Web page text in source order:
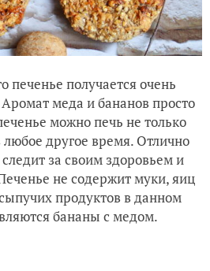
печенье получается очень
меда и бананов просто
можно печь не только
любое другое время. Отлично
за своим здоровьем и
не содержит муки, яиц
продуктов в данном
бананы с медом.